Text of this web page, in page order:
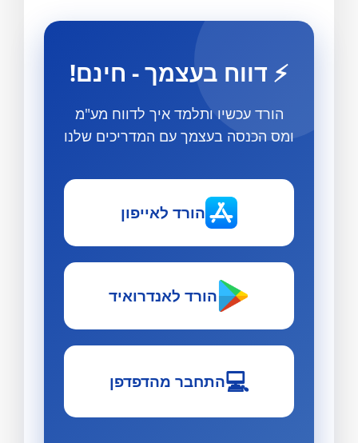
⚡ דווח בעצמך - חינם!
הורד עכשיו ותלמד איך לדווח מע"מ
ומס הכנסה בעצמך עם המדריכים שלנו
הורד לאייפון
הורד לאנדרואיד
💻התחבר מהדפדפן